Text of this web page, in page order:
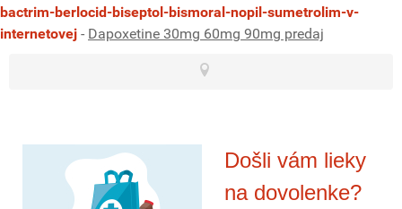
bactrim-berlocid-biseptol-bismoral-nopil-sumetrolim-v-
internetovej - Dapoxetine 30mg 60mg 90mg predaj
Došli vám lieky
na dovolenke?